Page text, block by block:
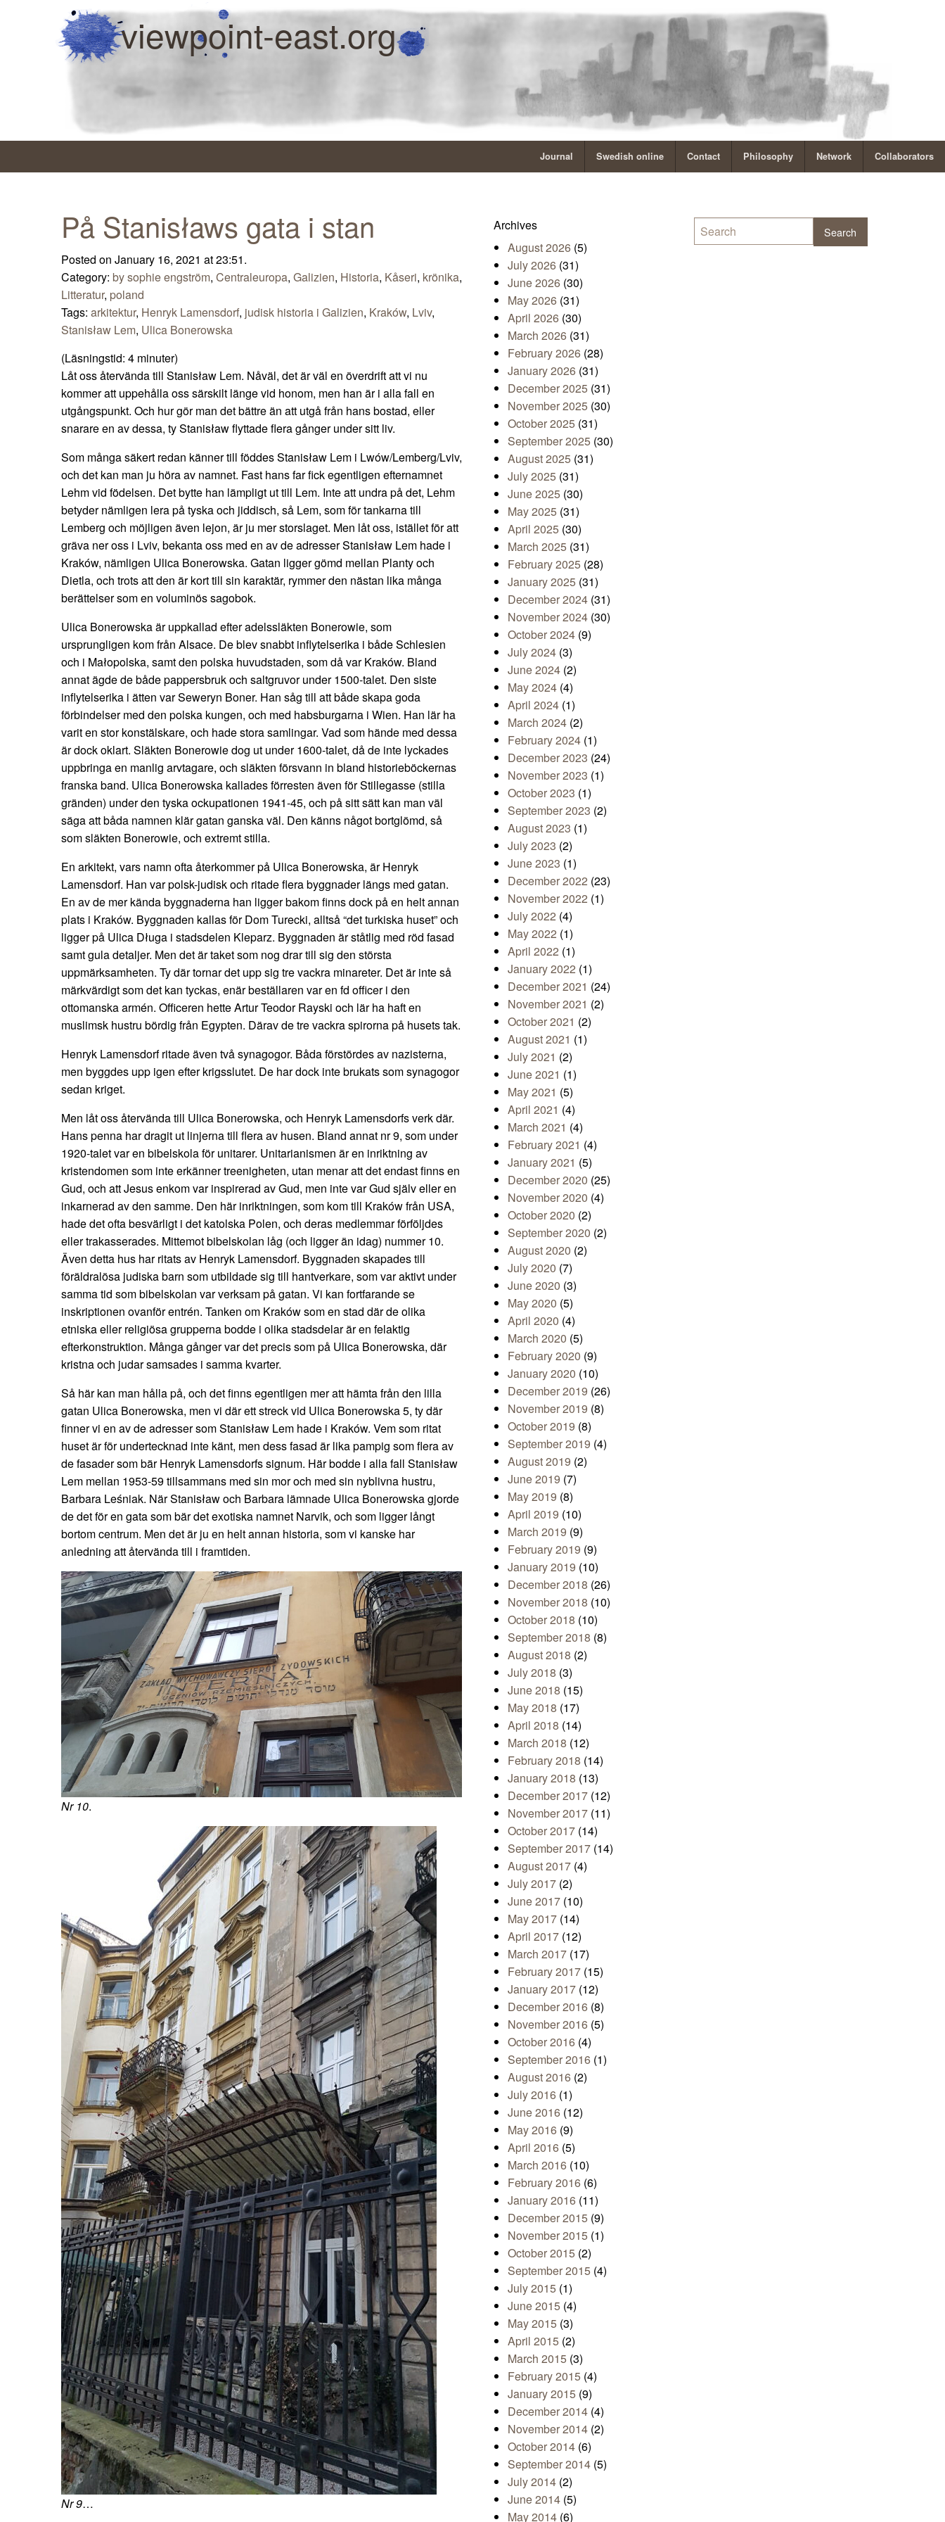
viewpoint-east.org
Journal Swedish online Contact Philosophy Network Collaborators
På Stanisławs gata i stan
Posted on January 16, 2021 at 23:51.
Category: by sophie engström, Centraleuropa, Galizien, Historia, Kåseri, krönika,
Litteratur, poland
Tags: arkitektur, Henryk Lamensdorf, judisk historia i Galizien, Kraków, Lviv,
Stanisław Lem, Ulica Bonerowska
(Läsningstid: 4 minuter)
Låt oss återvända till Stanisław Lem. Nåväl, det är väl en överdrift att vi nu
kommer att uppehålla oss särskilt länge vid honom, men han är i alla fall en
utgångspunkt. Och hur gör man det bättre än att utgå från hans bostad, eller
snarare en av dessa, ty Stanisław flyttade flera gånger under sitt liv.
Som många säkert redan känner till föddes Stanisław Lem i Lwów/Lemberg/Lviv,
och det kan man ju höra av namnet. Fast hans far fick egentligen efternamnet
Lehm vid födelsen. Det bytte han lämpligt ut till Lem. Inte att undra på det, Lehm
betyder nämligen lera på tyska och jiddisch, så Lem, som för tankarna till
Lemberg och möjligen även lejon, är ju mer storslaget. Men låt oss, istället för att
gräva ner oss i Lviv, bekanta oss med en av de adresser Stanisław Lem hade i
Kraków, nämligen Ulica Bonerowska. Gatan ligger gömd mellan Planty och
Dietla, och trots att den är kort till sin karaktär, rymmer den nästan lika många
berättelser som en voluminös sagobok.
Ulica Bonerowska är uppkallad efter adelssläkten Bonerowie, som
ursprungligen kom från Alsace. De blev snabbt inflytelserika i både Schlesien
och i Małopolska, samt den polska huvudstaden, som då var Kraków. Bland
annat ägde de både pappersbruk och saltgruvor under 1500-talet. Den siste
inflytelserika i ätten var Seweryn Boner. Han såg till att både skapa goda
förbindelser med den polska kungen, och med habsburgarna i Wien. Han lär ha
varit en stor konstälskare, och hade stora samlingar. Vad som hände med dessa
är dock oklart. Släkten Bonerowie dog ut under 1600-talet, då de inte lyckades
uppbringa en manlig arvtagare, och släkten försvann in bland historieböckernas
franska band. Ulica Bonerowska kallades förresten även för Stillegasse (stilla
gränden) under den tyska ockupationen 1941-45, och på sitt sätt kan man väl
säga att båda namnen klär gatan ganska väl. Den känns något bortglömd, så
som släkten Bonerowie, och extremt stilla.
En arkitekt, vars namn ofta återkommer på Ulica Bonerowska, är Henryk
Lamensdorf. Han var polsk-judisk och ritade flera byggnader längs med gatan.
En av de mer kända byggnaderna han ligger bakom finns dock på en helt annan
plats i Kraków. Byggnaden kallas för Dom Turecki, alltså “det turkiska huset” och
ligger på Ulica Długa i stadsdelen Kleparz. Byggnaden är ståtlig med röd fasad
samt gula detaljer. Men det är taket som nog drar till sig den största
uppmärksamheten. Ty där tornar det upp sig tre vackra minareter. Det är inte så
märkvärdigt som det kan tyckas, enär beställaren var en fd officer i den
ottomanska armén. Officeren hette Artur Teodor Rayski och lär ha haft en
muslimsk hustru bördig från Egypten. Därav de tre vackra spirorna på husets tak.
Henryk Lamensdorf ritade även två synagogor. Båda förstördes av nazisterna,
men byggdes upp igen efter krigsslutet. De har dock inte brukats som synagogor
sedan kriget.
Men låt oss återvända till Ulica Bonerowska, och Henryk Lamensdorfs verk där.
Hans penna har dragit ut linjerna till flera av husen. Bland annat nr 9, som under
1920-talet var en bibelskola för unitarer. Unitarianismen är en inriktning av
kristendomen som inte erkänner treenigheten, utan menar att det endast finns en
Gud, och att Jesus enkom var inspirerad av Gud, men inte var Gud själv eller en
inkarnerad av den samme. Den här inriktningen, som kom till Kraków från USA,
hade det ofta besvärligt i det katolska Polen, och deras medlemmar förföljdes
eller trakasserades. Mittemot bibelskolan låg (och ligger än idag) nummer 10.
Även detta hus har ritats av Henryk Lamensdorf. Byggnaden skapades till
föräldralösa judiska barn som utbildade sig till hantverkare, som var aktivt under
samma tid som bibelskolan var verksam på gatan. Vi kan fortfarande se
inskriptionen ovanför entrén. Tanken om Kraków som en stad där de olika
etniska eller religiösa grupperna bodde i olika stadsdelar är en felaktig
efterkonstruktion. Många gånger var det precis som på Ulica Bonerowska, där
kristna och judar samsades i samma kvarter.
Så här kan man hålla på, och det finns egentligen mer att hämta från den lilla
gatan Ulica Bonerowska, men vi där ett streck vid Ulica Bonerowska 5, ty där
finner vi en av de adresser som Stanisław Lem hade i Kraków. Vem som ritat
huset är för undertecknad inte känt, men dess fasad är lika pampig som flera av
de fasader som bär Henryk Lamensdorfs signum. Här bodde i alla fall Stanisław
Lem mellan 1953-59 tillsammans med sin mor och med sin nyblivna hustru,
Barbara Leśniak. När Stanisław och Barbara lämnade Ulica Bonerowska gjorde
de det för en gata som bär det exotiska namnet Narvik, och som ligger långt
bortom centrum. Men det är ju en helt annan historia, som vi kanske har
anledning att återvända till i framtiden.
Nr 10.
Nr 9…
Archives
August 2026 (5)
July 2026 (31)
June 2026 (30)
May 2026 (31)
April 2026 (30)
March 2026 (31)
February 2026 (28)
January 2026 (31)
December 2025 (31)
November 2025 (30)
October 2025 (31)
September 2025 (30)
August 2025 (31)
July 2025 (31)
June 2025 (30)
May 2025 (31)
April 2025 (30)
March 2025 (31)
February 2025 (28)
January 2025 (31)
December 2024 (31)
November 2024 (30)
October 2024 (9)
July 2024 (3)
June 2024 (2)
May 2024 (4)
April 2024 (1)
March 2024 (2)
February 2024 (1)
December 2023 (24)
November 2023 (1)
October 2023 (1)
September 2023 (2)
August 2023 (1)
July 2023 (2)
June 2023 (1)
December 2022 (23)
November 2022 (1)
July 2022 (4)
May 2022 (1)
April 2022 (1)
January 2022 (1)
December 2021 (24)
November 2021 (2)
October 2021 (2)
August 2021 (1)
July 2021 (2)
June 2021 (1)
May 2021 (5)
April 2021 (4)
March 2021 (4)
February 2021 (4)
January 2021 (5)
December 2020 (25)
November 2020 (4)
October 2020 (2)
September 2020 (2)
August 2020 (2)
July 2020 (7)
June 2020 (3)
May 2020 (5)
April 2020 (4)
March 2020 (5)
February 2020 (9)
January 2020 (10)
December 2019 (26)
November 2019 (8)
October 2019 (8)
September 2019 (4)
August 2019 (2)
June 2019 (7)
May 2019 (8)
April 2019 (10)
March 2019 (9)
February 2019 (9)
January 2019 (10)
December 2018 (26)
November 2018 (10)
October 2018 (10)
September 2018 (8)
August 2018 (2)
July 2018 (3)
June 2018 (15)
May 2018 (17)
April 2018 (14)
March 2018 (12)
February 2018 (14)
January 2018 (13)
December 2017 (12)
November 2017 (11)
October 2017 (14)
September 2017 (14)
August 2017 (4)
July 2017 (2)
June 2017 (10)
May 2017 (14)
April 2017 (12)
March 2017 (17)
February 2017 (15)
January 2017 (12)
December 2016 (8)
November 2016 (5)
October 2016 (4)
September 2016 (1)
August 2016 (2)
July 2016 (1)
June 2016 (12)
May 2016 (9)
April 2016 (5)
March 2016 (10)
February 2016 (6)
January 2016 (11)
December 2015 (9)
November 2015 (1)
October 2015 (2)
September 2015 (4)
July 2015 (1)
June 2015 (4)
May 2015 (3)
April 2015 (2)
March 2015 (3)
February 2015 (4)
January 2015 (9)
December 2014 (4)
November 2014 (2)
October 2014 (6)
September 2014 (5)
July 2014 (2)
June 2014 (5)
May 2014 (6)